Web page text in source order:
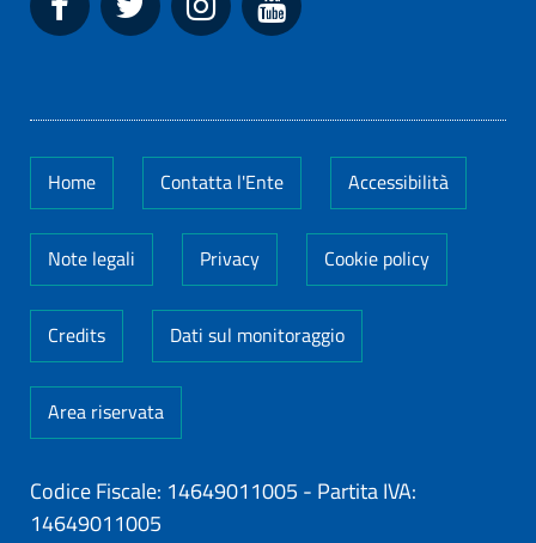
Home Contatta l'Ente Accessibilità
Note legali Privacy Cookie policy
Credits Dati sul monitoraggio
Area riservata
Codice Fiscale: 14649011005 - Partita IVA:
14649011005